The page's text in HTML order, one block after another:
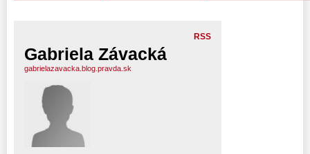
RSS
Gabriela Závacká
gabrielazavacka.blog.pravda.sk